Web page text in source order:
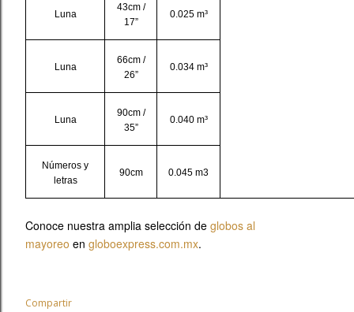
Luna
43cm /
17”
0.025 m³
Luna
66cm /
26”
0.034 m³
Luna
90cm /
35”
0.040 m³
Números y
letras
90cm 0.045 m3
Conoce nuestra amplia selección de globos al
mayoreo en globoexpress.com.mx.
Compartir